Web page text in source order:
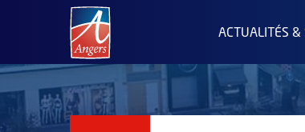
Angers.fr : Retour à l'accueil
ACTUALITÉS &